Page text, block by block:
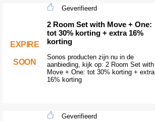
EXPIRE
SOON
Geverifieerd
2 Room Set with Move + One:
tot 30% korting + extra 16%
korting
Sonos producten zijn nu in de
aanbieding, kijk op: 2 Room Set with
Move + One: tot 30% korting + extra
16% korting
Geverifieerd